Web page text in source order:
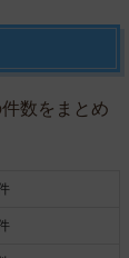
数をまとめ